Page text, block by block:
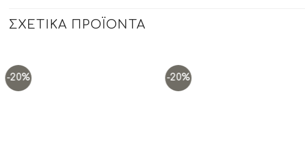
ΣΧΕΤΙΚΆ ΠΡΟΪΌΝΤΑ
-20% -20%